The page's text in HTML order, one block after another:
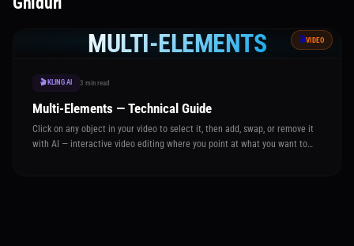
MULTI-ELEMENTS 🎬VIDEO
🎬 KLING AI 3 min read
Multi-Elements — Technical Guide
Click on any object in your video to select it, then add, swap, or remove it
with AI — interactive video editing where you point at what you want to